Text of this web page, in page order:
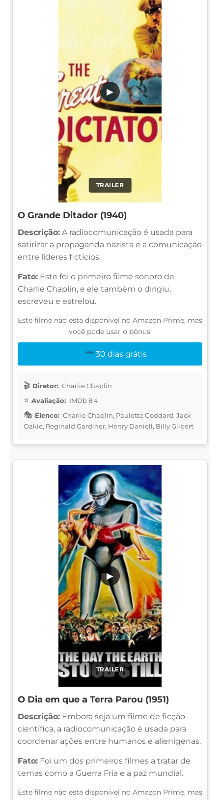
TRAILER
▶
O Grande Ditador (1940)
Descrição: A radiocomunicação é usada para
satirizar a propaganda nazista e a comunicação
entre líderes fictícios.
Fato: Este foi o primeiro filme sonoro de
Charlie Chaplin, e ele também o dirigiu,
escreveu e estrelou.
Este filme não está disponível no Amazon Prime, mas
você pode usar o bônus:
30 dias grátis
Diretor: Charlie Chaplin
Avaliação: IMDb 8.4
Elenco: Charlie Chaplin, Paulette Goddard, Jack
Oakie, Reginald Gardiner, Henry Daniell, Billy Gilbert
TRAILER
▶
O Dia em que a Terra Parou (1951)
Descrição: Embora seja um filme de ficção
científica, a radiocomunicação é usada para
coordenar ações entre humanos e alienígenas.
Fato: Foi um dos primeiros filmes a tratar de
temas como a Guerra Fria e a paz mundial.
Este filme não está disponível no Amazon Prime, mas